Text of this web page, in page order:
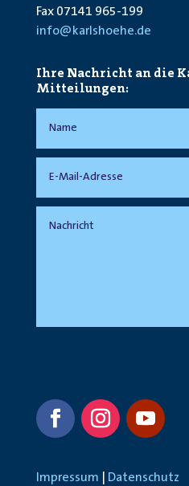
Fax 07141 965-199
info@karlshoehe.de
Ihre Nachricht an die
Mitteilungen:
Impressum Datenschutz